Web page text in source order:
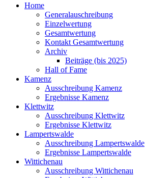
Home
Generalauschreibung
Einzelwertung
Gesamtwertung
Kontakt Gesamtwertung
Archiv
Beiträge (bis 2025)
Hall of Fame
Kamenz
Ausschreibung Kamenz
Ergebnisse Kamenz
Klettwitz
Ausschreibung Klettwitz
Ergebnisse Klettwitz
Lampertswalde
Ausschreibung Lampertswalde
Ergebnisse Lampertswalde
Wittichenau
Ausschreibung Wittichenau